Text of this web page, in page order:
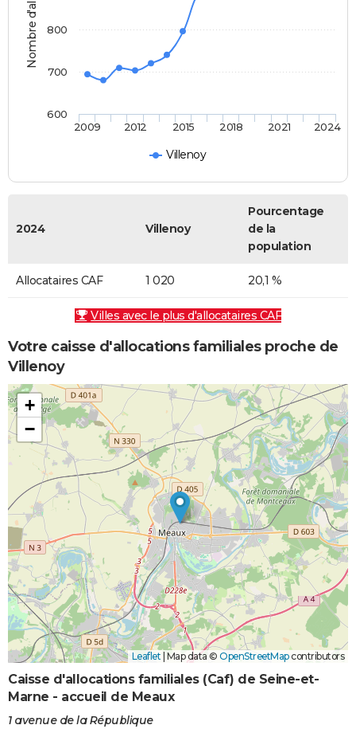
Villenoy
2009 2012 2015 2018 2021 2024
600
700
800
2024 Villenoy
Pourcentage
de la
population
Allocataires CAF 1 020 20,1 %
Villes avec le plus d'allocataires CAF
Votre caisse d'allocations familiales proche de
Villenoy
+
−
Leaflet | Map data © OpenStreetMapcontributors
Caisse d'allocations familiales (Caf) de Seine-et-
Marne - accueil de Meaux
1 avenue de la République